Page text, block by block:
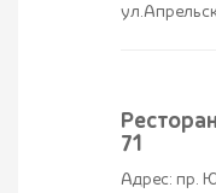
71
Адрес: пр.